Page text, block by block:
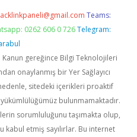
Teams:
0262 606 0 726 Telegram:
Kanun gereğince Bilgi Teknolojileri
onaylanmış bir Yer Sağlayıcı
sitedeki içerikleri proaktif
bulunmamaktadır.
sorumluluğunu taşımakta olup,
etmiş sayılırlar. Bu internet